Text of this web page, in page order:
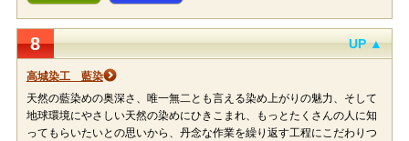
8 UP ▲
高城染工 藍染
天然の藍染めの奥深さ、唯一無二とも言える染め上がりの魅力、そして
地球環境にやさしい天然の染めにひきこまれ、もっとたくさんの人に知
ってもらいたいとの思いから、丹念な作業を繰り返す工程にこだわりつ